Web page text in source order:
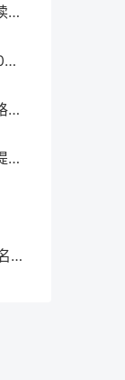
重磅！2025年高考报名新规全面解读，这些考生将失去报考资格！
大学退学复读会影响高考录取吗？2025年最新政策解读与成功策略
2024年高考复读新政策大揭秘，资格、次数、课程全解析
2025高考复读生必看：复读一年能提多少分？关键因素大揭秘！
高考复读生 vs 社会考生：区别与报名要求全解析